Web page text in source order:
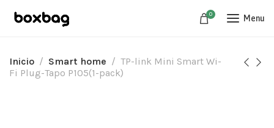
0 Menu
Inicio Smart home
TP-link Mini Smart Wi-
Fi Plug-Tapo P105(1-pack)